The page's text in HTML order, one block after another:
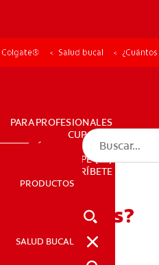
PRODUCTOS
PARA PROFESIONALES
CUPONES
DÓNDE COMPRAR
PE (ES)
SUSCRÍBETE
PRODUCTOS
SALUD BUCAL
Colgate® Salud bucal
tenemos?